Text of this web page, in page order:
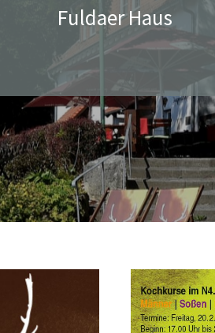
Fuldaer Haus